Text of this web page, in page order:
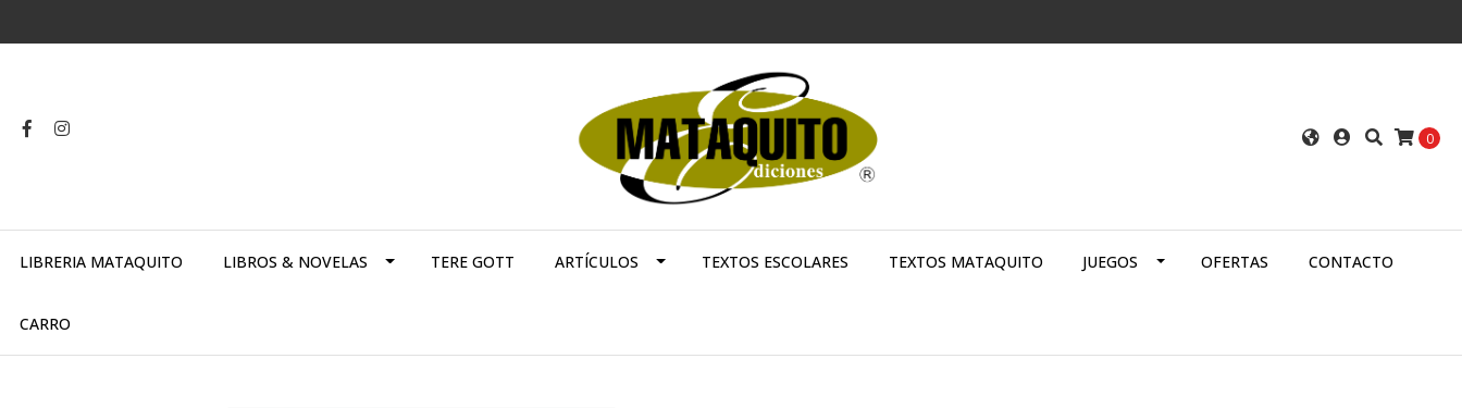
0
LIBRERIA MATAQUITO LIBROS & NOVELAS TERE GOTT ARTÍCULOS TEXTOS ESCOLARES TEXTOS MATAQUITO JUEGOS OFERTAS CONTACTO
CARRO